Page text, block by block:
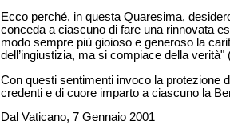
Ecco perché, in questa Quaresima,
conceda a ciascuno di fare una rinnovata
modo sempre più gioioso e generoso la
dell’ingiustizia, ma si compiace della verità"
Con questi sentimenti invoco la protezione
credenti e di cuore imparto a ciascuno la
Dal Vaticano, 7 Gennaio 2001